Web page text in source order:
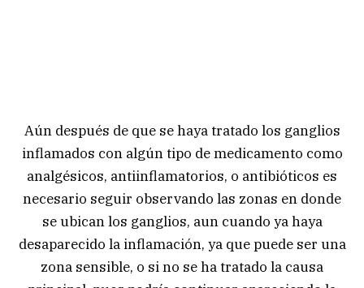
Aún después de que se haya tratado los ganglios
inflamados con algún tipo de medicamento como
analgésicos, antiinflamatorios, o antibióticos es
necesario seguir observando las zonas en donde
se ubican los ganglios, aun cuando ya haya
desaparecido la inflamación, ya que puede ser una
zona sensible, o si no se ha tratado la causa